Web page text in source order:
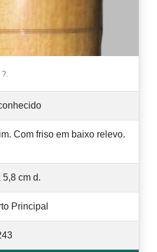
?.
Com friso em baixo relevo.
5,8 cm d.
Principal